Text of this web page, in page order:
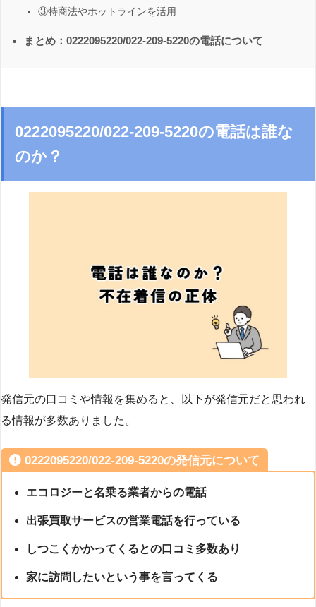
③特商法やホットラインを活用
まとめ：0222095220/022-209-5220の電話について
0222095220/022-209-5220の電話は誰な
のか？
発信元の口コミや情報を集めると、以下が発信元だと思われ
る情報が多数ありました。
0222095220/022-209-5220の発信元について
エコロジーと名乗る業者からの電話
出張買取サービスの営業電話を行っている
しつこくかかってくるとの口コミ多数あり
家に訪問したいという事を言ってくる